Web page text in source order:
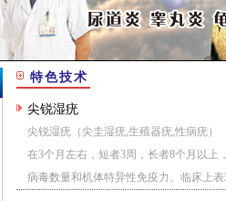
特色技术
尖锐湿疣
尖锐湿疣（尖圭湿疣,生殖器疣,性病疣
在3个月左右，短者3周，长者8个月以上
病毒数量和机体特异性免疫力。临床上